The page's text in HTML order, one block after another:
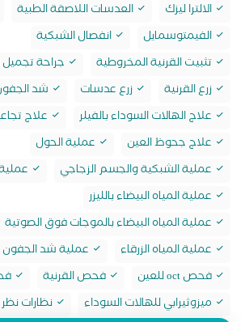
الالترا ليزك العدسات اللاصقة الطبية
الفيمتوسمايل
انفصال الشبكية
تثبيت القرنية المخروطية
جراحة
زرع القرنية
زرع عدسات
شد
علاج الهالات السوداء بالفيلر
علاج
علاج جحوظ العين
عملية الحول
عملية الشبكية والجسم الزجاجي
عملية المياه البيضاء بالليزر
عملية المياه البيضاء بالموجات فوق الصوتية
عملية المياه الزرقاء
عملية شد الجفون
فحص oct للعين
فحص القرنية
ميزوثيرابي للهالات السوداء
نظارات نظر